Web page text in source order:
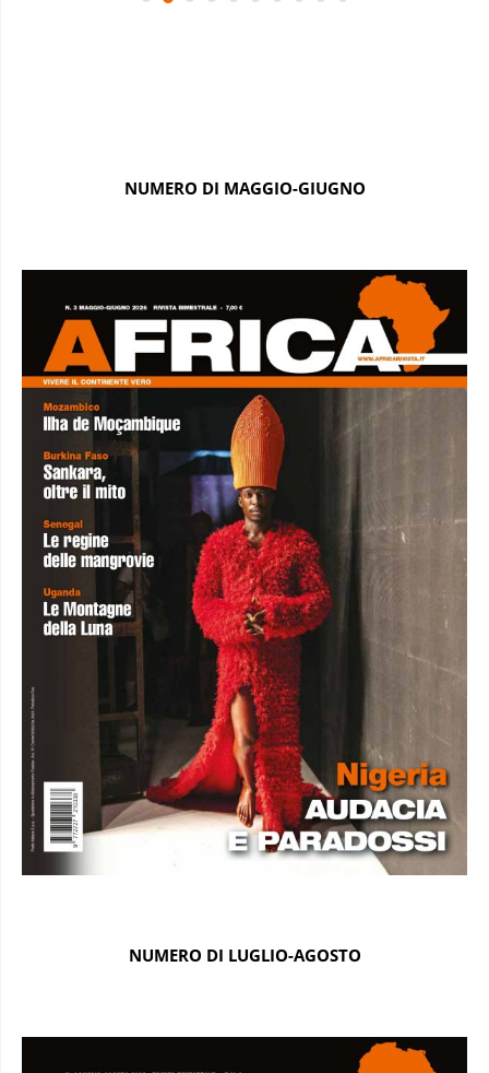
NUMERO DI MAGGIO-GIUGNO
NUMERO DI LUGLIO-AGOSTO